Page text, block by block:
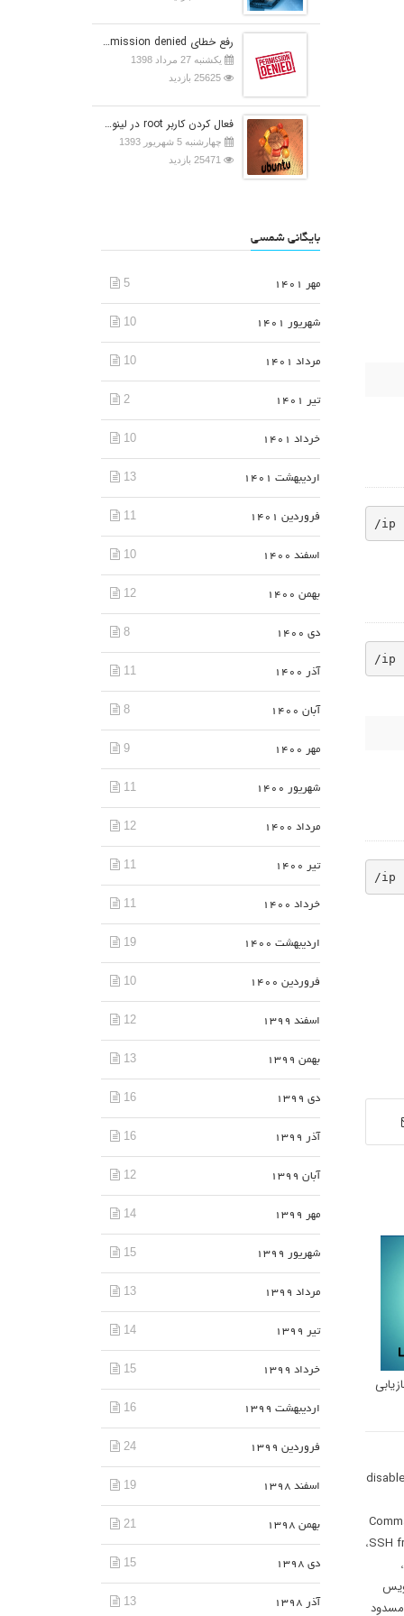
/ip
/ip
/ip
SSH،
،
مسدود
رفع خطای Permission denied در اوبونتو
یکشنبه 27 مرداد 1398
25625 بازدید
فعال کردن کاربر root در لینوکس اوبونتو
چهارشنبه 5 شهریور 1393
بایگانی شمسی
مهر 1401 5
شهریور 1401 10
مرداد 1401 10
تیر 1401 2
خرداد 1401 10
اردیبهشت 1401 13
فروردین 1401 11
اسفند 1400 10
بهمن 1400 12
دی 1400 8
آذر 1400 11
آبان 1400 8
مهر 1400 9
شهریور 1400 11
مرداد 1400 12
تیر 1400 11
خرداد 1400 11
اردیبهشت 1400 19
فروردین 1400 10
اسفند 1399 12
بهمن 1399 13
دی 1399 16
آذر 1399 16
آبان 1399 12
مهر 1399 14
شهریور 1399 15
مرداد 1399 13
تیر 1399 14
خرداد 1399 15
اردیبهشت 1399 16
فروردین 1399 24
اسفند 1398 19
بهمن 1398 21
دی 1398 15
آذر 1398 13